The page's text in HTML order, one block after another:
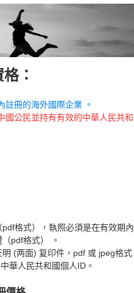
：
註冊的海外國際企業 。
國公民並持有有效的中華人民共
格式），執照必須是在有效期
pdf格式） 。
(两面) 复印件，pdf 或 jpeg格式
華人民共和國個人ID。